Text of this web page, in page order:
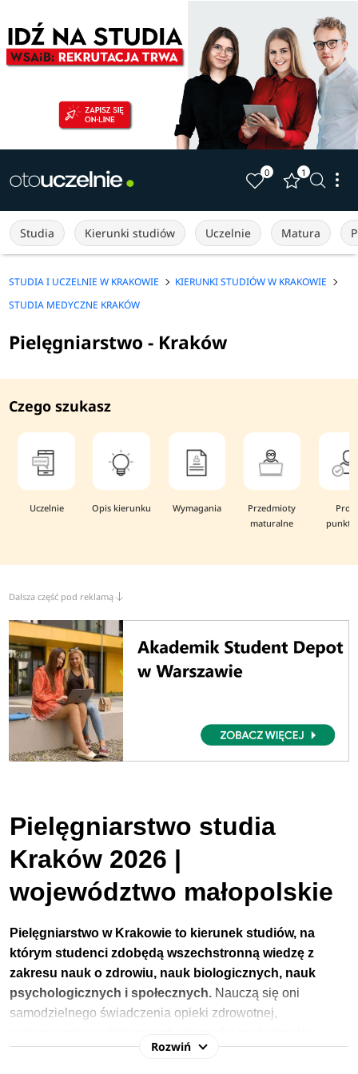
0 1
Studia Kierunki studiów Uczelnie Matura
STUDIA I UCZELNIE W KRAKOWIE
KIERUNKI STUDIÓW W KRAKOWIE
STUDIA MEDYCZNE KRAKÓW
Pielęgniarstwo - Kraków
Czego szukasz
Uczelnie Opis kierunku Wymagania
Przedmioty
maturalne
Dalsza część pod reklamą
Pielęgniarstwo studia
Kraków 2026 |
województwo małopolskie
Pielęgniarstwo w Krakowie to kierunek studiów, na
którym studenci zdobędą wszechstronną wiedzę z
zakresu nauk o zdrowiu, nauk biologicznych, nauk
psychologicznych i społecznych.Nauczą się oni
samodzielnego świadczenia opieki zdrowotnej,
opiekuńczych i badań oraz współpracy z zespołem
Rozwiń